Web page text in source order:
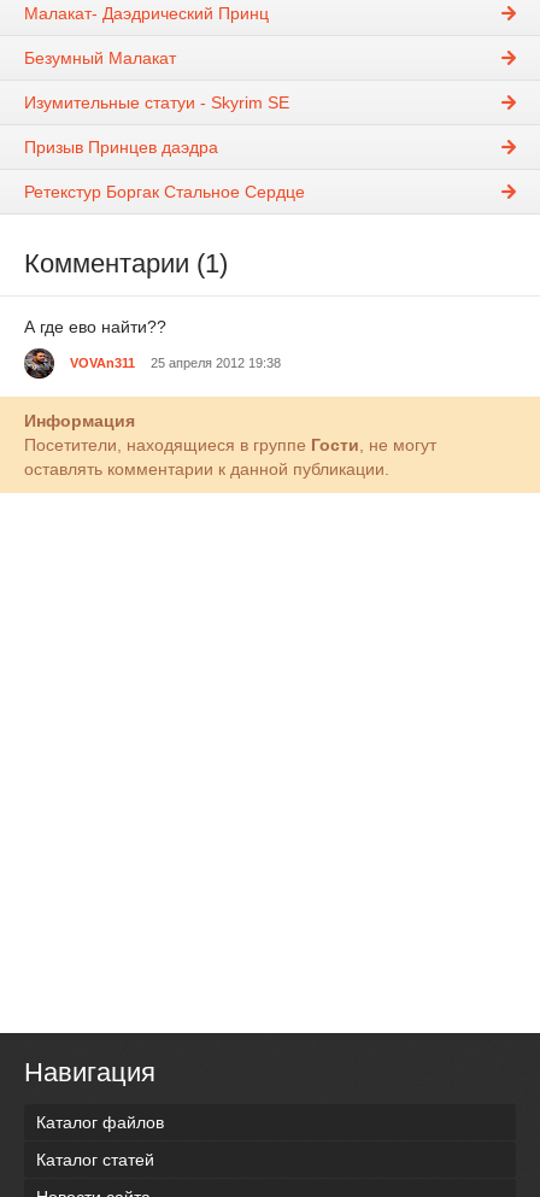
Малакат- Даэдрический Принц
Безумный Малакат
Изумительные статуи - Skyrim SE
Призыв Принцев даэдра
Ретекстур Боргак Стальное Сердце
Комментарии (1)
А где ево найти??
VOVAn311 25 апреля 2012 19:38
Информация
Посетители, находящиеся в группе Гости , не могут
оставлять комментарии к данной публикации.
Навигация
Каталог файлов
Каталог статей